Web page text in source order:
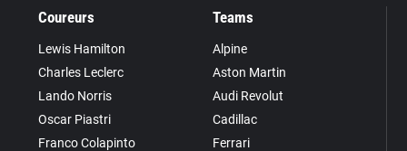
Coureurs
Lewis Hamilton
Charles Leclerc
Lando Norris
Oscar Piastri
Franco Colapinto
Teams
Alpine
Aston Martin
Audi Revolut
Cadillac
Ferrari